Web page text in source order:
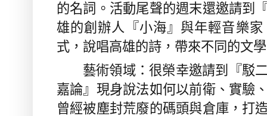
的名詞。活動尾聲的週末還邀請到
雄的創辦人『小海』與年輕音樂
式，說唱高雄的詩，帶來不同的文
藝術領域：很榮幸邀請到『駁二
嘉論』現身說法如何以前衛、實驗
曾經被塵封荒廢的碼頭與倉庫，打